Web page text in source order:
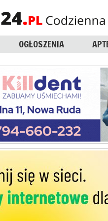
OGŁOSZENIA